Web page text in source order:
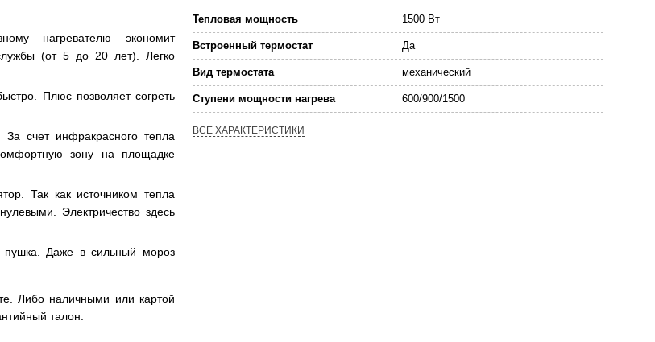
Тепловая мощность 1500 Вт
Встроенный термостат Да
Вид термостата механический
Ступени мощности нагрева 600/900/1500
ВСЕ ХАРАКТЕРИСТИКИ
нагревателю экономит
(от 5 до 20 лет). Легко
Плюс позволяет согреть
За счет инфракрасного тепла
зону на площадке
Так как источником тепла
Электричество здесь
пушка. Даже в сильный мороз
Либо наличными или картой
талон.